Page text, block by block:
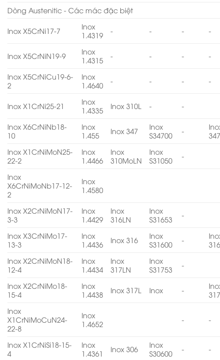
Dòng Austenitic - Các mác đặc biệt
Inox X5CrNi17-7
Inox
1.4319
- - - -
Inox X5CrNiN19-9
Inox
1.4315
- - - -
Inox X5CrNiCu19-6-
2
Inox
1.4640
- - - -
Inox X1CrNi25-21
Inox
1.4335
Inox 310L - -
Inox X6CrNiNb18-
10
Inox
1.455
Inox 347
Inox
S34700
-
Inox X1CrNiMoN25-
22-2
Inox
1.4466
Inox
310MoLN
Inox
S31050
-
Inox
X6CrNiMoNb17-12-
2
Inox
1.4580
Inox X2CrNiMoN17-
3-3
Inox
1.4429
Inox
316LN
Inox
S31653
-
Inox X3CrNiMo17-
13-3
Inox
1.4436
Inox 316
Inox
S31600
-
Inox X2CrNiMoN18-
12-4
Inox
1.4434
Inox
317LN
Inox
S31753
-
Inox X2CrNiMo18-
15-4
Inox
1.4438
Inox 317L Inox -
Inox
X1CrNiMoCuN24-
22-8
Inox
1.4652
- -
Inox X1CrNiSi18-15-
4
Inox
1.4361
Inox 306
Inox
S30600
- -